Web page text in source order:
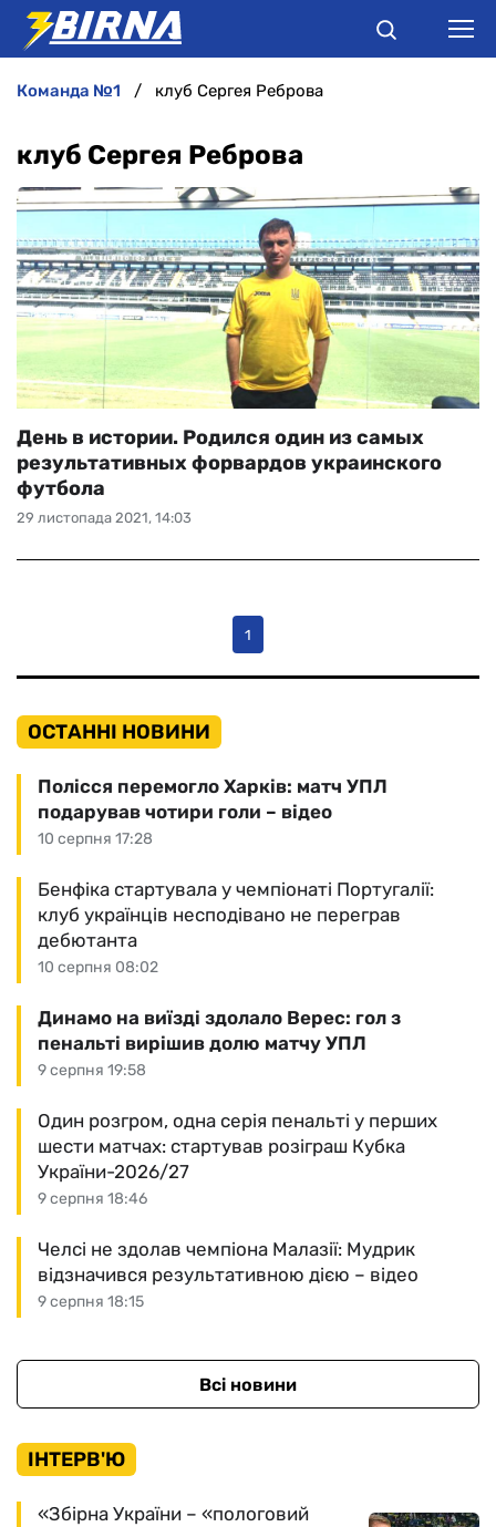
АНАЛІТИКА
ІНТЕРВ'Ю
РІЗНЕ
БУКМЕКЕРИ
команда №1 клуб Сергея Реброва
клуб Сергея Реброва
29 листопада 2021, 14:03
День в истории. Родился один из самых
результативных форвардов украинского
футбола
1
ОСТАННІ НОВИНИ
10 серпня 17:28
Полісся перемогло Харків: матч УПЛ
подарував чотири голи – відео
10 серпня 08:02
Бенфіка стартувала у чемпіонаті Португалії:
клуб українців несподівано не переграв
дебютанта
9 серпня 19:58
Динамо на виїзді здолало Верес: гол з
пенальті вирішив долю матчу УПЛ
9 серпня 18:46
Один розгром, одна серія пенальті у перших
шести матчах: стартував розіграш Кубка
України-2026/27
9 серпня 18:15
Челсі не здолав чемпіона Малазії: Мудрик
відзначився результативною дією – відео
Всі новини
ІНТЕРВ'Ю
«Збірна України – «пологовий